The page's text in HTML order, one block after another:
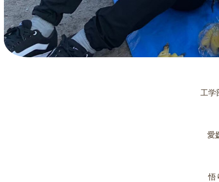
工学
愛
悟